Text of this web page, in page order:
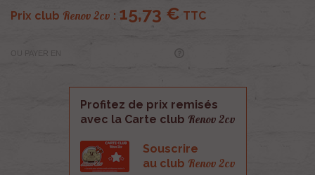
Prix club Renov 2cv : 15,73 € TTC
OU PAYER EN
Profitez de prix remisés
avec la Carte club Renov 2cv
Souscrire
au club Renov 2cv